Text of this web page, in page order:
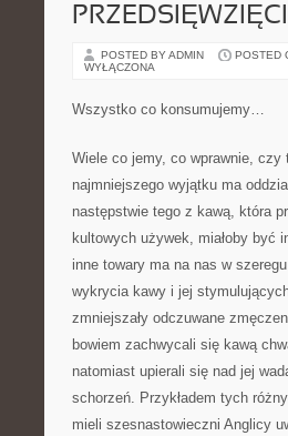
POSTED BY ADMIN POSTED
WYŁĄCZONA
Wszystko co konsumujemy…
Wiele co jemy, co wprawnie,
najmniejszego wyjątku ma
następstwie tego z kawą, która
kultowych używek, miałoby być
inne towary ma na nas w
wykrycia kawy i jej
zmniejszały odczuwane
bowiem zachwycali się kawą
natomiast upierali się nad jej
schorzeń. Przykładem tych
mieli szesnastowieczni Anglicy